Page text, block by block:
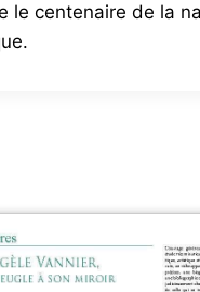
le centenaire de la